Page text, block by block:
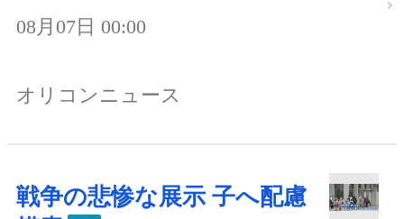
08月07日 00:00
オリコンニュース
戦争の悲惨な展示 子へ配慮